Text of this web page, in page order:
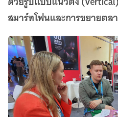
สมาร์ทโฟนและการขยายตล